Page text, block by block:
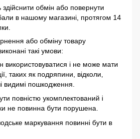
обмін або повернути
в нашому магазині, протягом 14
або обміну товару
такі умови:
використовуватися і не може мати
таких як подряпини, відколи,
видимі пошкодження.
повністю укомплектований і
не повинна бути порушена.
маркування повинні бути в